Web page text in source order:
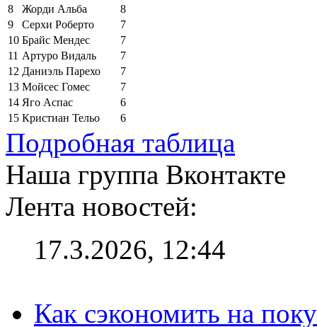
8
Жорди Альба
8
9
Серхи Роберто
7
10 Брайс Мендес
7
11 Артуро Видаль
7
12 Даниэль Парехо
7
13 Мойсес Гомес
7
14 Яго Аспас
6
15 Кристиан Тельо 6
Подробная таблица
Наша группа Вконтакте
Лента новостей:
17.3.2026, 12:44
Как сэкономить на